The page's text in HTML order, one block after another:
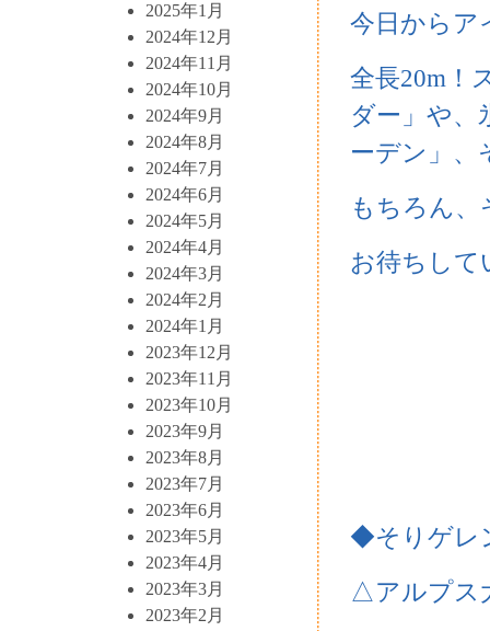
2025年1月
2024年12月
2024年11月
2024年10月
2024年9月
2024年8月
2024年7月
2024年6月
2024年5月
2024年4月
2024年3月
2024年2月
2024年1月
2023年12月
2023年11月
2023年10月
2023年9月
2023年8月
2023年7月
2023年6月
2023年5月
2023年4月
2023年3月
2023年2月
今日からア
全長20m！
ダー」や、
ーデン」、
もちろん
お待ちして
◆そりゲ
△アルプス